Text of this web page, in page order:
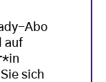
Abo
auf
sich